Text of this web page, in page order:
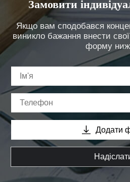
Замовити
Якщо вам сподобався
виникло бажання внести
форму
Додати